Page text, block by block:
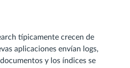
típicamente crecen de
aplicaciones envían logs,
y los índices se